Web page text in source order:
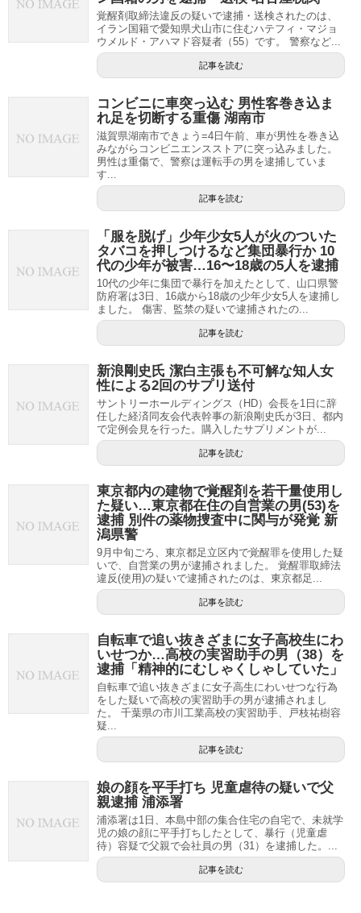
覚醒剤取締法違反の疑いで逮捕・送検されたのは、
イラン国籍で愛知県犬山市に住むハテフィ・マジョ
ウメルド・アハマド容疑者（55）です。 警察など...
記事を読む
コンビニに車突っ込む 男性客巻き込ま
れ足を切断する重傷 湖南市
滋賀県湖南市できょう=4日午前、車が男性を巻き込
みながらコンビニエンスストアに突っ込みました。
男性は重傷で、警察は運転手の男を逮捕していま
す...
記事を読む
「服を脱げ」少年少女5人が火のついた
タバコを押しつけるなど集団暴行か 10
代の少年が被害…16〜18歳の5人を逮捕
10代の少年に集団で暴行を加えたとして、山口県警
防府署は3日、16歳から18歳の少年少女5人を逮捕し
ました。 傷害、監禁の疑いで逮捕されたの...
記事を読む
新浪剛史氏 潔白主張も不可解な知人女
性による2回のサプリ送付
サントリーホールディングス（HD）会長を1日に辞
任した経済同友会代表幹事の新浪剛史氏が3日、都内
で定例会見を行った。購入したサプリメントが...
記事を読む
東京都内の建物で覚醒剤を若干量使用し
た疑い…東京都在住の自営業の男(53)を
逮捕 別件の薬物捜査中に関与が発覚 新
潟県警
9月中旬ごろ、東京都足立区内で覚醒罪を使用した疑
いで、自営業の男が逮捕されました。 覚醒罪取締法
違反(使用)の疑いで逮捕されたのは、東京都足...
記事を読む
自転車で追い抜きざまに女子高校生にわ
いせつか…高校の実習助手の男（38）を
逮捕「精神的にむしゃくしゃしていた」
自転車で追い抜きざまに女子高生にわいせつな行為
をした疑いで高校の実習助手の男が逮捕されまし
た。 千葉県の市川工業高校の実習助手、戸枝祐樹容
疑...
記事を読む
娘の顔を平手打ち 児童虐待の疑いで父
親逮捕 浦添署
浦添署は1日、本島中部の集合住宅の自宅で、未就学
児の娘の顔に平手打ちしたとして、暴行（児童虐
待）容疑で父親で会社員の男（31）を逮捕した。...
記事を読む